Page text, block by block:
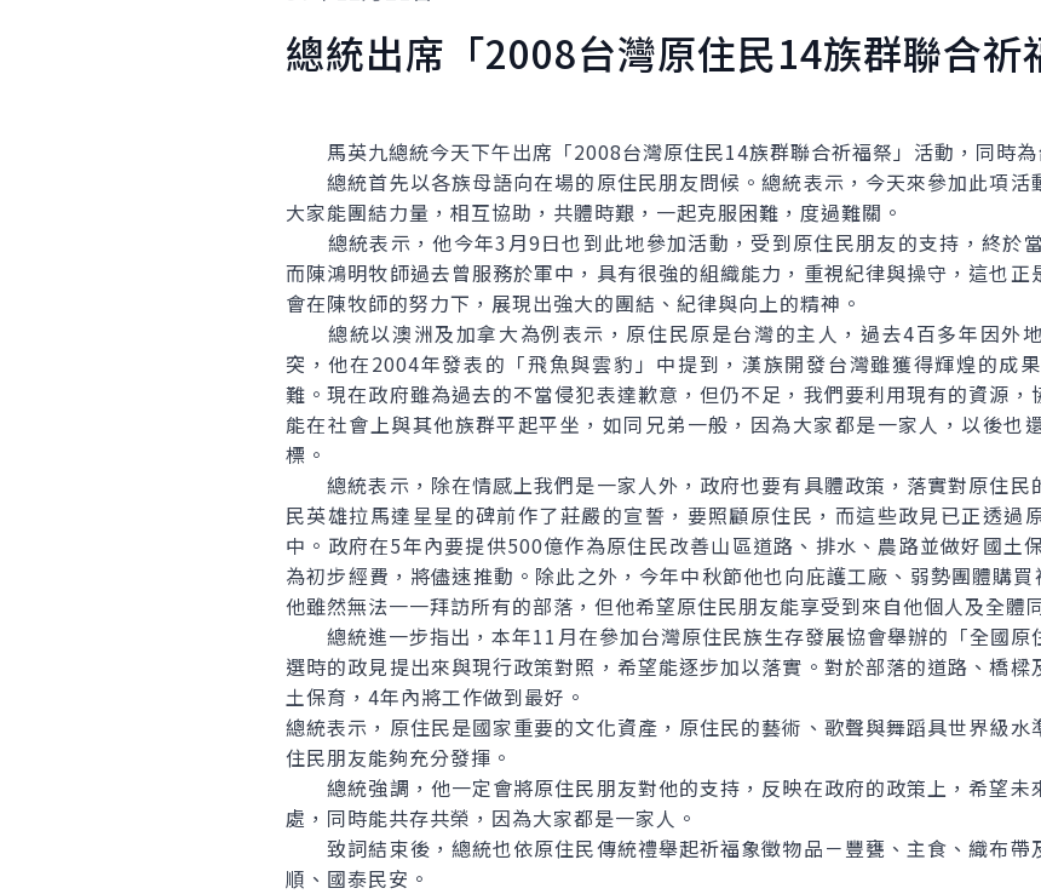
總統出席「2008台灣原住民14族群聯合祈
馬英九總統今天下午出席「2008台灣原住民14族群聯合祈福祭」活動，同時為
總統首先以各族母語向在場的原住民朋友問候。總統表示，今天來參加此項活
大家能團結力量，相互協助，共體時艱，一起克服困難，度過難關。
總統表示，他今年3月9日也到此地參加活動，受到原住民朋友的支持，終於
而陳鴻明牧師過去曾服務於軍中，具有很強的組織能力，重視紀律與操守，這也
會在陳牧師的努力下，展現出強大的團結、紀律與向上的精神。
總統以澳洲及加拿大為例表示，原住民原是台灣的主人，過去4百多年因外
突，他在2004年發表的「飛魚與雲豹」中提到，漢族開發台灣雖獲得輝煌的成
難。現在政府雖為過去的不當侵犯表達歉意，但仍不足，我們要利用現有的資源
能在社會上與其他族群平起平坐，如同兄弟一般，因為大家都是一家人，以後也
標。
總統表示，除在情感上我們是一家人外，政府也要有具體政策，落實對原住民
民英雄拉馬達星星的碑前作了莊嚴的宣誓，要照顧原住民，而這些政見已正透過
中。政府在5年內要提供500億作為原住民改善山區道路、排水、農路並做好國土
為初步經費，將儘速推動。除此之外，今年中秋節他也向庇護工廠、弱勢團體購
他雖然無法一一拜訪所有的部落，但他希望原住民朋友能享受到來自他個人及全體
總統進一步指出，本年11月在參加台灣原住民族生存發展協會舉辦的「全國原
選時的政見提出來與現行政策對照，希望能逐步加以落實。對於部落的道路、橋
土保育，4年內將工作做到最好。
總統表示，原住民是國家重要的文化資產，原住民的藝術、歌聲與舞蹈具世界級
住民朋友能夠充分發揮。
總統強調，他一定會將原住民朋友對他的支持，反映在政府的政策上，希望未
處，同時能共存共榮，因為大家都是一家人。
致詞結束後，總統也依原住民傳統禮舉起祈福象徵物品－豐甕、主食、織布帶
順、國泰民安。